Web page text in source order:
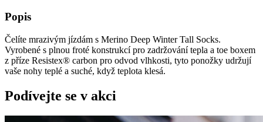
Popis
Čelíte mrazivým jízdám s Merino Deep Winter Tall Socks.
Vyrobené s plnou froté konstrukcí pro zadržování tepla a toe boxem
z příze Resistex® carbon pro odvod vlhkosti, tyto ponožky udržují
vaše nohy teplé a suché, když teplota klesá.
Podívejte se v akci